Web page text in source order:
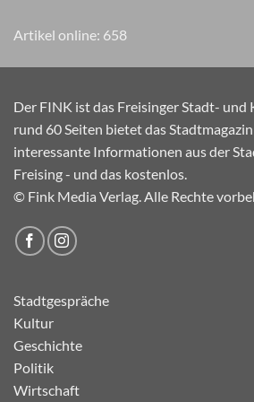
Artikel online: 658
Der FINK ist das Freisinger Stadt- und
rund 60 Seiten bietet das
interessante Informationen aus der
Freising - und das kostenlos.
© Fink Media Verlag. Alle Rechte
Stadtgespräche
Kultur
Geschichte
Politik
Wirtschaft